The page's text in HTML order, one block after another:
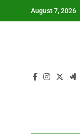
August 7, 2026